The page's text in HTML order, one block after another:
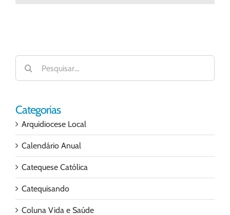
Buscar
resultados
para:
Categorias
Arquidiocese Local
Calendário Anual
Catequese Católica
Catequisando
Coluna Vida e Saúde